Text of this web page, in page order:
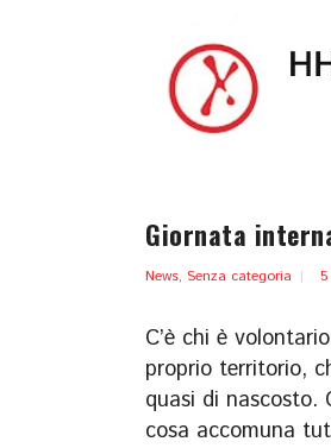
Giornata
News, Senza categoria
C’è chi è
proprio territorio,
quasi di nascosto.
cosa accomuna